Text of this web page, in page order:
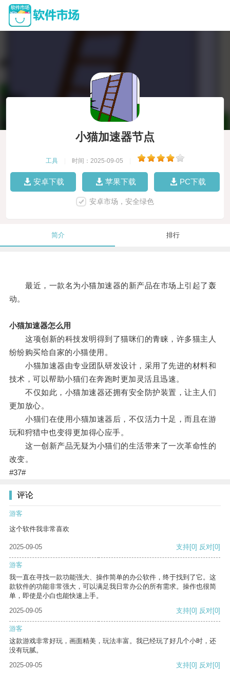
小猫加速器节点
工具 时间：2025-09-05
安卓下载 苹果下载 PC下载
安卓市场，安全绿色
简介 排行
最近，一款名为小猫加速器的新产品在市场上引起了轰
动。
小猫加速器怎么用
这项创新的科技发明得到了猫咪们的青睐，许多猫主人
纷纷购买给自家的小猫使用。
小猫加速器由专业团队研发设计，采用了先进的材料和
技术，可以帮助小猫们在奔跑时更加灵活且迅速。
不仅如此，小猫加速器还拥有安全防护装置，让主人们
更加放心。
小猫们在使用小猫加速器后，不仅活力十足，而且在游
玩和狩猎中也变得更加得心应手。
这一创新产品无疑为小猫们的生活带来了一次革命性的
改变。
#37#
评论
游客
这个软件我非常喜欢
2025-09-05 支持[0] 反对[0]
游客
我一直在寻找一款功能强大、操作简单的办公软件，终于找到了它。这
款软件的功能非常强大，可以满足我日常办公的所有需求。操作也很简
单，即使是小白也能快速上手。
2025-09-05
支持[0] 反对[0]
游客
这款游戏非常好玩，画面精美，玩法丰富。我已经玩了好几个小时，还
没有玩腻。
2025-09-05
支持[0] 反对[0]